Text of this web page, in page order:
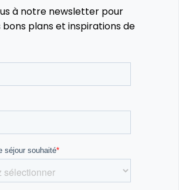
à notre newsletter pour
plans et inspirations de